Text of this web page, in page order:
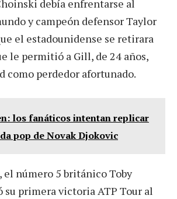
debía enfrentarse al
y campeón defensor Taylor
el estadounidense se retirara
le permitió a Gill, de 24 años,
como perdedor afortunado.
los fanáticos intentan replicar
pop de Novak Djokovic
número 5 británico Toby
su primera victoria ATP Tour al